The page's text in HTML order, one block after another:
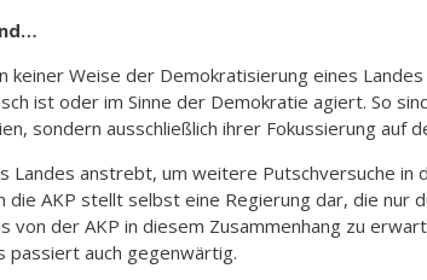
Weise der Demokratisierung eines
ist oder im Sinne der Demokratie agiert. So
sondern ausschließlich ihrer Fokussierung auf
anstrebt, um weitere Putschversuche in
AKP stellt selbst eine Regierung dar, die nur
der AKP in diesem Zusammenhang zu
passiert auch gegenwärtig.